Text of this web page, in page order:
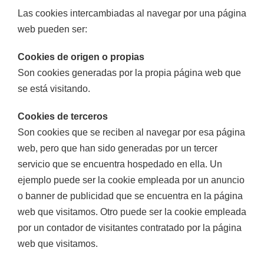
Las cookies intercambiadas al navegar por una página
web pueden ser:
Cookies de origen o propias
Son cookies generadas por la propia página web que
se está visitando.
Cookies de terceros
Son cookies que se reciben al navegar por esa página
web, pero que han sido generadas por un tercer
servicio que se encuentra hospedado en ella. Un
ejemplo puede ser la cookie empleada por un anuncio
o banner de publicidad que se encuentra en la página
web que visitamos. Otro puede ser la cookie empleada
por un contador de visitantes contratado por la página
web que visitamos.